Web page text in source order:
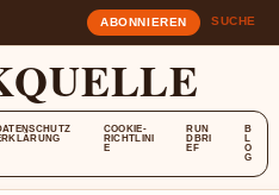
ABONNIEREN SUCHE
COOKIE-
RICHTLINI
E
RUN
DBRI
EF
B
L
O
G